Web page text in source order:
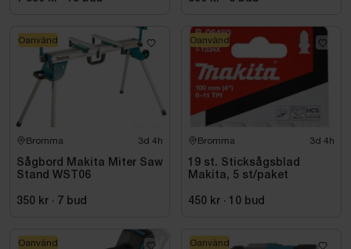
Bromma 3d 4h
Sågbord Makita Miter Saw
Stand WST06
350 kr · 7 bud
Oanvänd
Bromma 3d 4h
19 st. Sticksågsblad
Makita, 5 st/paket
450 kr · 10 bud
Oanvänd
Oanvänd Oanvänd